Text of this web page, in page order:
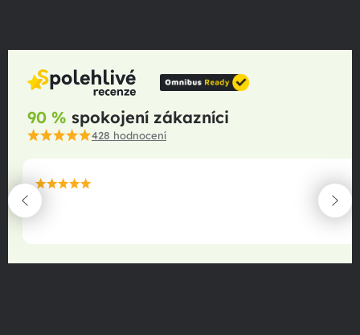
90 % spokojení zákazníci
428 hodnocení
maximální spokojenost
22.06.2025